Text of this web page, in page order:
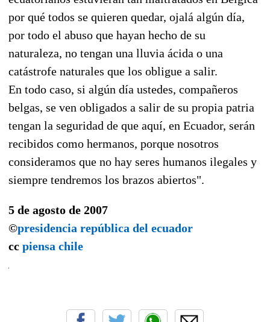
por qué todos se quieren quedar, ojalá algún día,
por todo el abuso que hayan hecho de su
naturaleza, no tengan una lluvia ácida o una
catástrofe naturales que los obligue a salir.
En todo caso, si algún día ustedes, compañeros
belgas, se ven obligados a salir de su propia patria
tengan la seguridad de que aquí, en Ecuador, serán
recibidos como hermanos, porque nosotros
consideramos que no hay seres humanos ilegales y
siempre tendremos los brazos abiertos".
5 de agosto de 2007
©presidencia república del ecuador
cc piensa chile